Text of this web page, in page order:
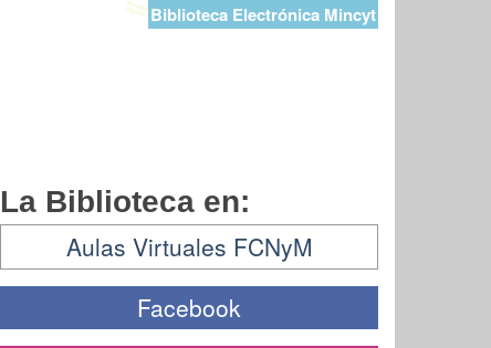
Biblioteca Electrónica Mincyt
La Biblioteca en:
Aulas Virtuales FCNyM
Facebook